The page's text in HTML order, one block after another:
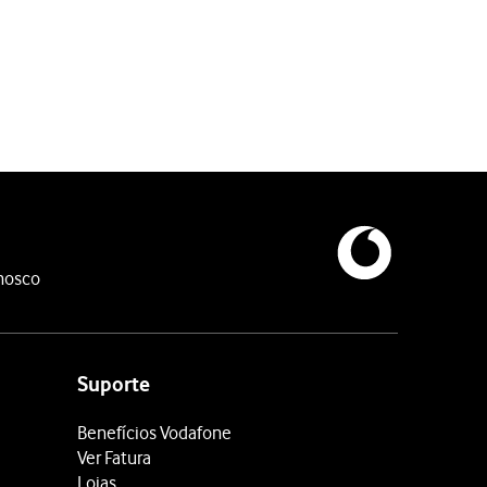
Suporte
Benefícios Vodafone
Ver Fatura
Lojas